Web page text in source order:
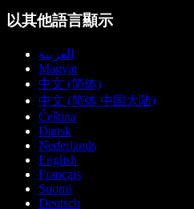
以其他語言顯示
العربية
Magyar
中文 (简体)
中文 (简体 中国大陆)
Čeština
Dansk
Nederlands
English
Français
Suomi
Deutsch